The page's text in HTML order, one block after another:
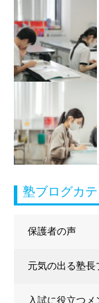
塾ブログカ
保護者の声
元気の出る塾長
入試に役立つ